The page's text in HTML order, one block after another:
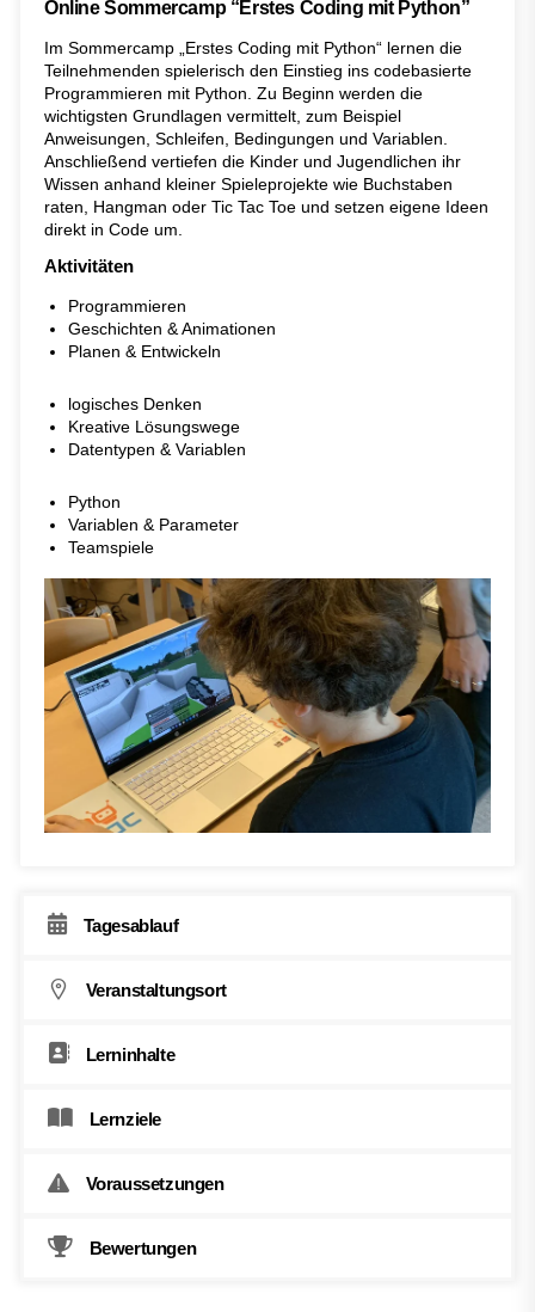
Online Sommercamp “Erstes Coding mit Python”
Im Sommercamp „Erstes Coding mit Python“ lernen die
Teilnehmenden spielerisch den Einstieg ins codebasierte
Programmieren mit Python. Zu Beginn werden die
wichtigsten Grundlagen vermittelt, zum Beispiel
Anweisungen, Schleifen, Bedingungen und Variablen.
Anschließend vertiefen die Kinder und Jugendlichen ihr
Wissen anhand kleiner Spieleprojekte wie Buchstaben
raten, Hangman oder Tic Tac Toe und setzen eigene Ideen
direkt in Code um.
Aktivitäten
Programmieren
Geschichten & Animationen
Planen & Entwickeln
logisches Denken
Kreative Lösungswege
Datentypen & Variablen
Python
Variablen & Parameter
Teamspiele
Tagesablauf
Veranstaltungsort
Lerninhalte
Lernziele
Voraussetzungen
Bewertungen